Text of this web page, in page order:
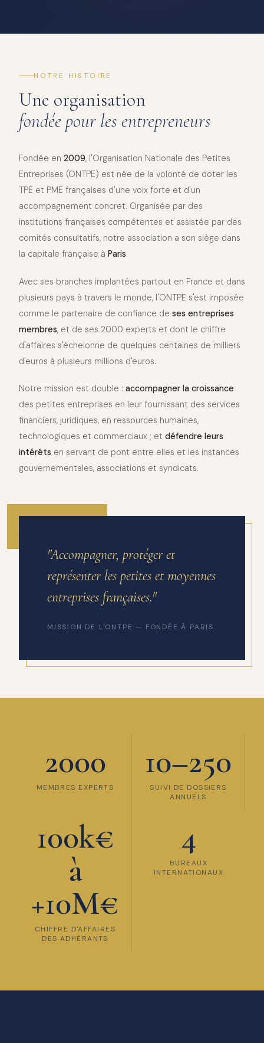
NOTRE HISTOIRE
Une organisation
fondée pour les entrepreneurs
Fondée en 2009, l'Organisation Nationale des Petites
Entreprises (ONTPE) est née de la volonté de doter les
TPE et PME françaises d'une voix forte et d'un
accompagnement concret. Organisée par des
institutions françaises compétentes et assistée par des
comités consultatifs, notre association a son siège dans
la capitale française à Paris.
Avec ses branches implantées partout en France et dans
plusieurs pays à travers le monde, l'ONTPE s'est imposée
comme le partenaire de confiance de ses entreprises
membres, et de ses 2000 experts et dont le chiffre
d'affaires s'échelonne de quelques centaines de milliers
d'euros à plusieurs millions d'euros.
Notre mission est double : accompagner la croissance
des petites entreprises en leur fournissant des services
financiers, juridiques, en ressources humaines,
technologiques et commerciaux ; et défendre leurs
intérêts en servant de pont entre elles et les instances
gouvernementales, associations et syndicats.
2010
ANNÉE DE FONDATION
"Accompagner, protéger et
représenter les petites et moyennes
entreprises françaises."
MISSION DE L'ONTPE — FONDÉE À PARIS
2000
MEMBRES EXPERTS
10–250
SUIVI DE DOSSIERS
ANNUELS
100k€
à
+10M€
CHIFFRE D'AFFAIRES
DES ADHÉRANTS
4
BUREAUX
INTERNATIONAUX